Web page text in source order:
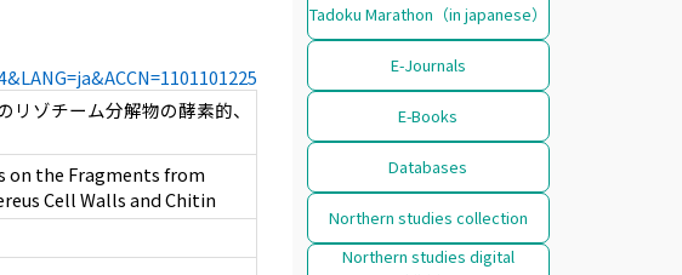
ゾチーム分解物の酵素的、
on the Fragments from
Cell Walls and Chitin
Tadoku Marathon（in japanese）
E-Journals
E-Books
Databases
Northern studies collection
Northern studies digital